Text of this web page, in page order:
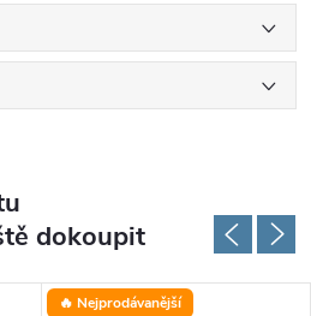
dokoupit
🔥 Nejprodávanější